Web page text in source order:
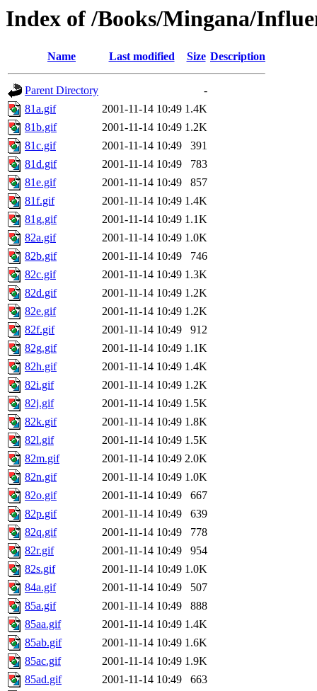
Index of /Books/Mingana/
Name Last modified Size Description
Parent Directory
-
81a.gif
2001-11-14 10:49 1.4K
81b.gif
2001-11-14 10:49 1.2K
81c.gif
2001-11-14 10:49
391
81d.gif
2001-11-14 10:49
783
81e.gif
2001-11-14 10:49
857
81f.gif
2001-11-14 10:49 1.4K
81g.gif
2001-11-14 10:49 1.1K
82a.gif
2001-11-14 10:49 1.0K
82b.gif
2001-11-14 10:49
746
82c.gif
2001-11-14 10:49 1.3K
82d.gif
2001-11-14 10:49 1.2K
82e.gif
2001-11-14 10:49 1.2K
82f.gif
2001-11-14 10:49
912
82g.gif
2001-11-14 10:49 1.1K
82h.gif
2001-11-14 10:49 1.4K
82i.gif
2001-11-14 10:49 1.2K
82j.gif
2001-11-14 10:49 1.5K
82k.gif
2001-11-14 10:49 1.8K
82l.gif
2001-11-14 10:49 1.5K
82m.gif
2001-11-14 10:49 2.0K
82n.gif
2001-11-14 10:49 1.0K
82o.gif
2001-11-14 10:49
667
82p.gif
2001-11-14 10:49
639
82q.gif
2001-11-14 10:49
778
82r.gif
2001-11-14 10:49
954
82s.gif
2001-11-14 10:49 1.0K
84a.gif
2001-11-14 10:49
507
85a.gif
2001-11-14 10:49
888
85aa.gif
2001-11-14 10:49 1.4K
85ab.gif
2001-11-14 10:49 1.6K
85ac.gif
2001-11-14 10:49 1.9K
85ad.gif
2001-11-14 10:49
663